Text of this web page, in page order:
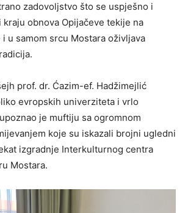
zadovoljstvo što se uspješno i
obnova Opijačeve tekije na
u samom srcu Mostara oživljava
prof. dr. Ćazim-ef. Hadžimejlić
evropskih univerziteta i vrlo
je muftiju sa ogromnom
koje su iskazali brojni ugledni
izgradnje Interkulturnog centra
Mostara.